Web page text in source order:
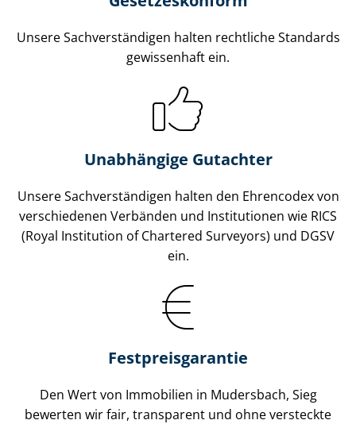
Unsere Sach­ver­stän­di­gen halten rechtliche Standards
gewissenhaft ein.
Unabhängige Gutachter
Unsere Sach­ver­stän­di­gen halten den Ehrencodex von
verschiedenen Verbänden und Institutionen wie RICS
(Royal Institution of Chartered Surveyors) und DGSV
ein.
Festpreis​garantie
Den Wert von Immobilien in Mudersbach, Sieg
bewerten wir fair, transparent und ohne versteckte